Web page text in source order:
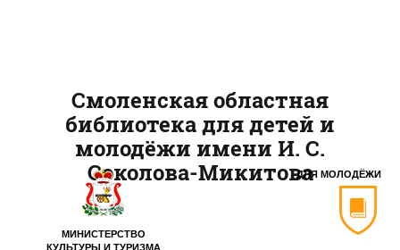
МИНИСТЕРСТВО
КУЛЬТУРЫ И ТУРИЗМА
ДЛЯ МОЛОДЁЖИ
Смоленская областная
библиотека для детей и
молодёжи имени И. С.
Соколова-Микитова